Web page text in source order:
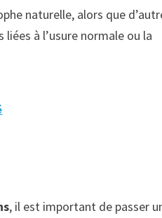
naturelle, alors que
à l’usure normale ou la
, il est important de passer